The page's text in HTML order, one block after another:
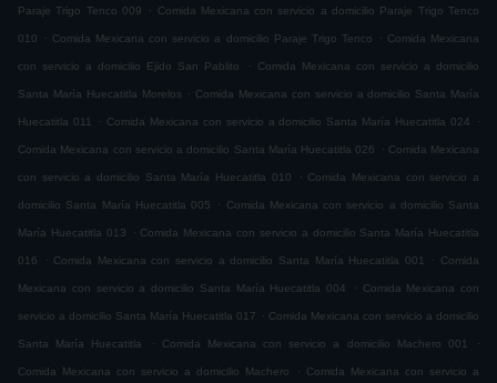
Paraje Trigo Tenco 009 . Comida Mexicana con servicio a domicilio Paraje Trigo Tenco
010 . Comida Mexicana con servicio a domicilio Paraje Trigo Tenco . Comida Mexicana
con servicio a domicilio Ejido San Pablito . Comida Mexicana con servicio a domicilio
Santa María Huecatitla Morelos . Comida Mexicana con servicio a domicilio Santa María
Huecatitla 011 . Comida Mexicana con servicio a domicilio Santa María Huecatitla 024 .
Comida Mexicana con servicio a domicilio Santa María Huecatitla 026 . Comida Mexicana
con servicio a domicilio Santa María Huecatitla 010 . Comida Mexicana con servicio a
domicilio Santa María Huecatitla 005 . Comida Mexicana con servicio a domicilio Santa
María Huecatitla 013 . Comida Mexicana con servicio a domicilio Santa María Huecatitla
016 . Comida Mexicana con servicio a domicilio Santa María Huecatitla 001 . Comida
Mexicana con servicio a domicilio Santa María Huecatitla 004 . Comida Mexicana con
servicio a domicilio Santa María Huecatitla 017 . Comida Mexicana con servicio a domicilio
Santa María Huecatitla . Comida Mexicana con servicio a domicilio Machero 001 .
Comida Mexicana con servicio a domicilio Machero . Comida Mexicana con servicio a